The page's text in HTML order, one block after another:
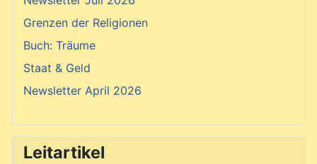
Grenzen der Religionen
Buch: Träume
Staat & Geld
Newsletter April 2026
Leitartikel